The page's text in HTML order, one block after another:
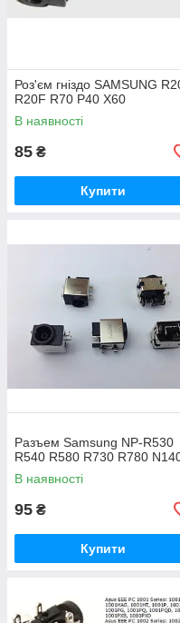
Роз'єм гніздо SAMSUNG
R20F R70 P40 X60
В наявності
85 ₴
Купити
Разъем Samsung NP-R530
R540 R580 R730 R780
В наявності
95 ₴
Купити